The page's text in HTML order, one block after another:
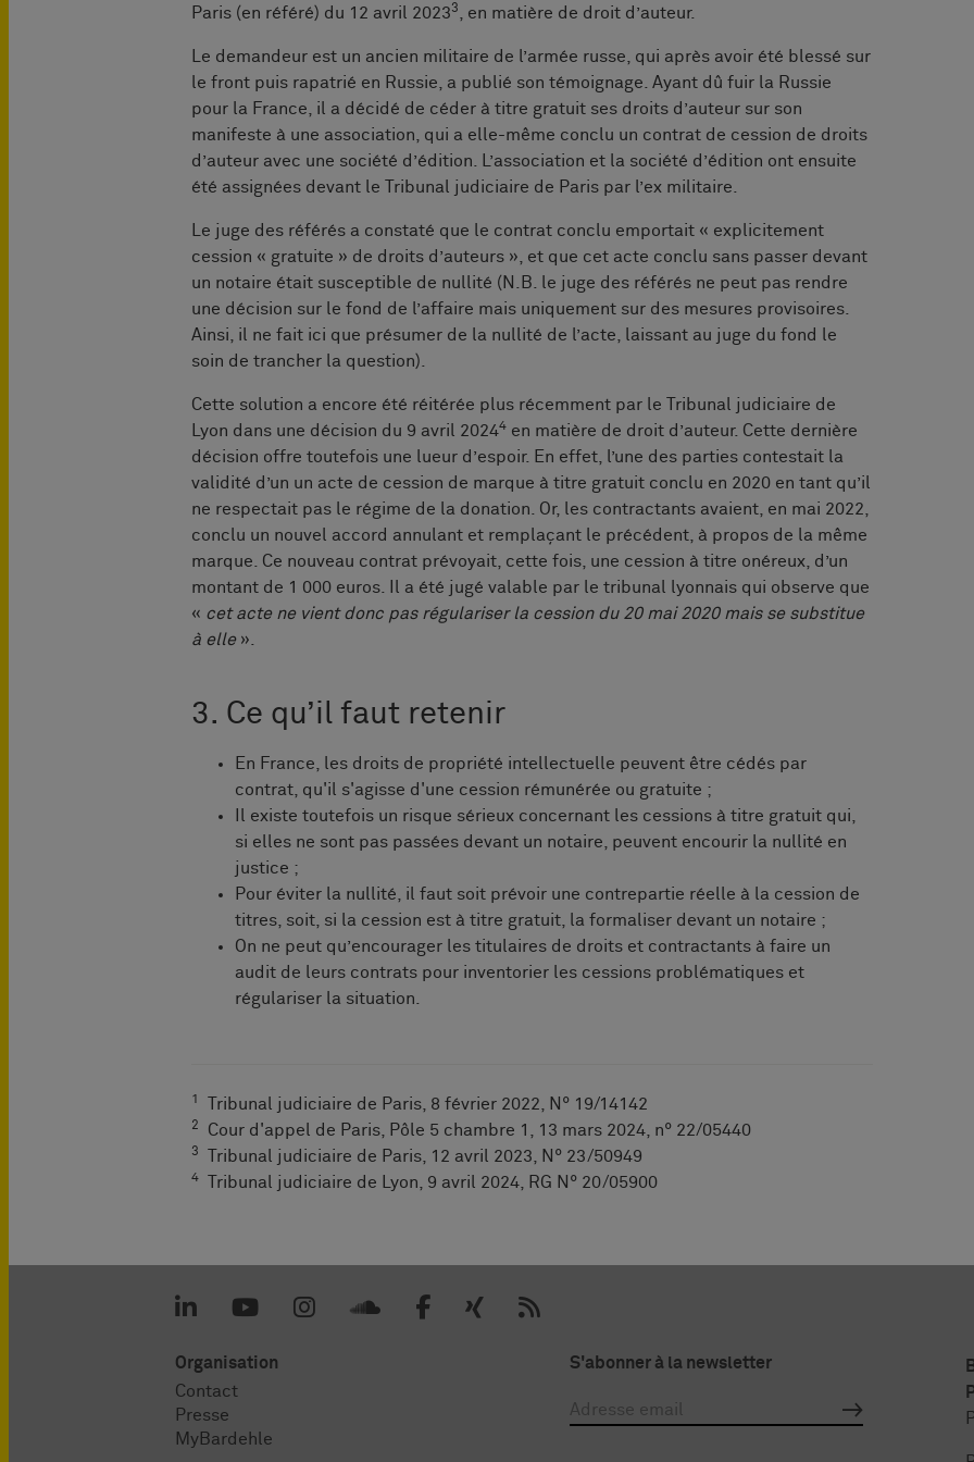
Paris (en référé) du 12 avril 20233 , en matière de droit d’auteur.
Le demandeur est un ancien militaire de l’armée russe, qui après avoir été blessé sur
le front puis rapatrié en Russie, a publié son témoignage. Ayant dû fuir la Russie
pour la France, il a décidé de céder à titre gratuit ses droits d’auteur sur son
manifeste à une association, qui a elle-même conclu un contrat de cession de droits
d’auteur avec une société d’édition. L’association et la société d’édition ont ensuite
été assignées devant le Tribunal judiciaire de Paris par l’ex militaire.
Le juge des référés a constaté que le contrat conclu emportait « explicitement
cession « gratuite » de droits d’auteurs », et que cet acte conclu sans passer devant
un notaire était susceptible de nullité (N.B. le juge des référés ne peut pas rendre
une décision sur le fond de l’affaire mais uniquement sur des mesures provisoires.
Ainsi, il ne fait ici que présumer de la nullité de l’acte, laissant au juge du fond le
soin de trancher la question).
Cette solution a encore été réitérée plus récemment par le Tribunal judiciaire de
Lyon dans une décision du 9 avril 20244 en matière de droit d’auteur. Cette dernière
décision offre toutefois une lueur d’espoir. En effet, l’une des parties contestait la
validité d’un un acte de cession de marque à titre gratuit conclu en 2020 en tant qu’il
ne respectait pas le régime de la donation. Or, les contractants avaient, en mai 2022,
conclu un nouvel accord annulant et remplaçant le précédent, à propos de la même
marque. Ce nouveau contrat prévoyait, cette fois, une cession à titre onéreux, d’un
montant de 1 000 euros. Il a été jugé valable par le tribunal lyonnais qui observe que
« cet acte ne vient donc pas régulariser la cession du 20 mai 2020 mais se substitue
à elle».
3. Ce qu’il faut retenir
En France, les droits de propriété intellectuelle peuvent être cédés par
contrat, qu'il s'agisse d'une cession rémunérée ou gratuite ;
Il existe toutefois un risque sérieux concernant les cessions à titre gratuit qui,
si elles ne sont pas passées devant un notaire, peuvent encourir la nullité en
justice ;
Pour éviter la nullité, il faut soit prévoir une contrepartie réelle à la cession de
titres, soit, si la cession est à titre gratuit, la formaliser devant un notaire ;
On ne peut qu’encourager les titulaires de droits et contractants à faire un
audit de leurs contrats pour inventorier les cessions problématiques et
régulariser la situation.
1 Tribunal judiciaire de Paris, 8 février 2022, N° 19/14142
2 Cour d'appel de Paris, Pôle 5 chambre 1, 13 mars 2024, n° 22/05440
3 Tribunal judiciaire de Paris, 12 avril 2023, N° 23/50949
4 Tribunal judiciaire de Lyon, 9 avril 2024, RG N° 20/05900
Organisation
Contact
Presse
MyBardehle
S'abonner à la newsletter